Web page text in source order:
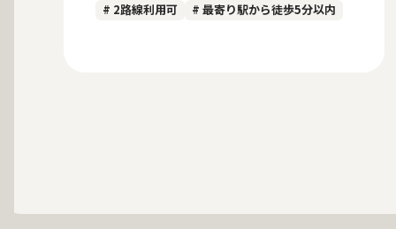
# 2路線利用可
# 最寄り駅から徒歩5分以内